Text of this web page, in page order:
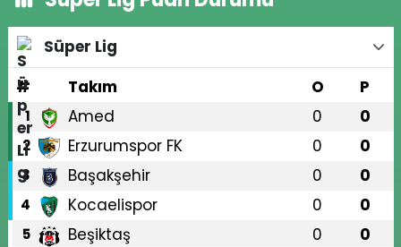
Süper Lig
#
Takım O P
1 Amed 0 0
2 Erzurumspor FK 0 0
3 Başakşehir 0 0
4 Kocaelispor 0 0
5 Beşiktaş 0 0